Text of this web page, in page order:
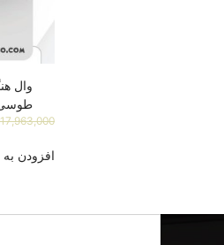
وال
17,963,000
افزودن